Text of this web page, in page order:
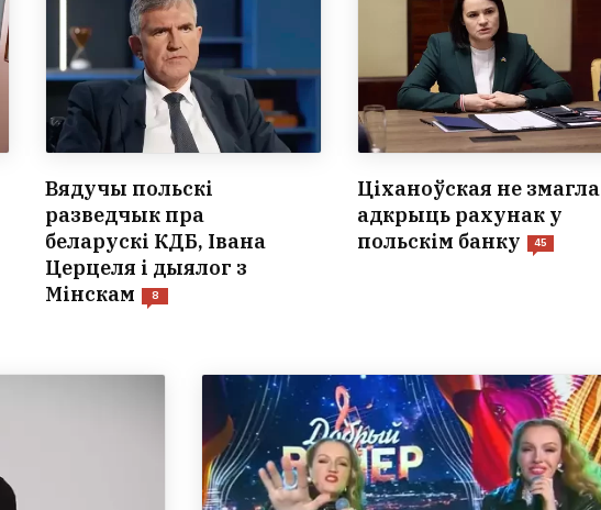
Вядучы польскі
разведчык пра
беларускі КДБ, Івана
Церцеля і дыялог з
Мінскам
8
Ціханоўская не змагла
адкрыць рахунак у
польскім банку
45